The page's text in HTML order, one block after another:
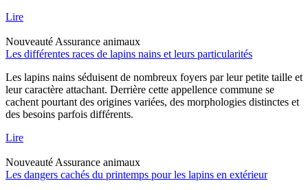
Lire
Nouveauté Assurance animaux
Les différentes races de lapins nains et leurs particularités
Les lapins nains séduisent de nombreux foyers par leur petite taille et
leur caractère attachant. Derrière cette appellence commune se
cachent pourtant des origines variées, des morphologies distinctes et
des besoins parfois différents.
Lire
Nouveauté Assurance animaux
Les dangers cachés du printemps pour les lapins en extérieur